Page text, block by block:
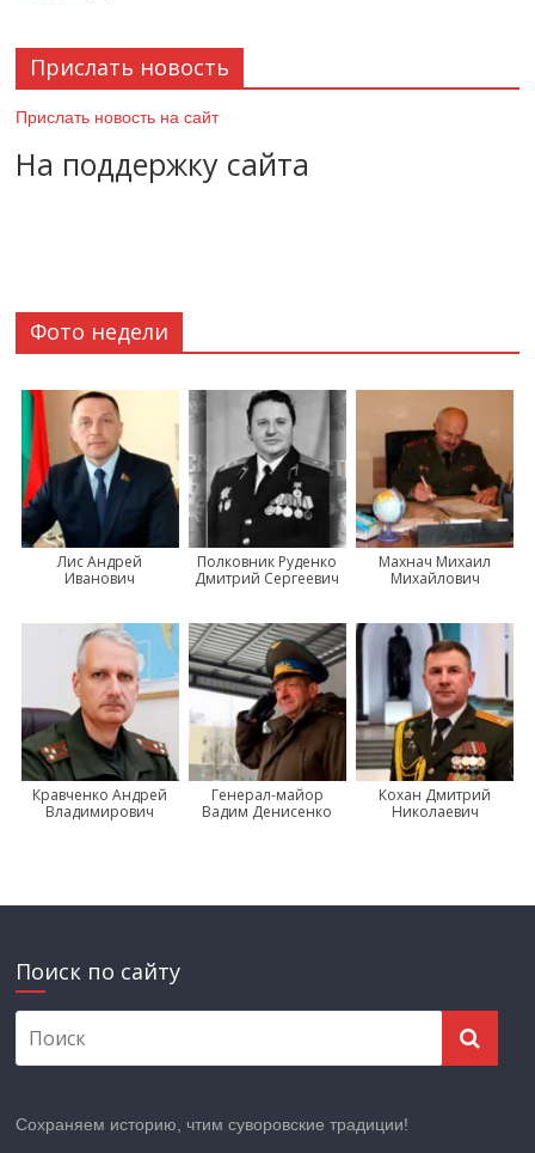
Прислать новость
Прислать новость на сайт
На поддержку сайта
Фото недели
Лис Андрей
Иванович
Полковник Руденко
Дмитрий Сергеевич
Махнач Михаил
Михайлович
Кравченко Андрей
Владимирович
Генерал-майор
Вадим Денисенко
Кохан Дмитрий
Николаевич
Поиск по сайту
Сохраняем историю, чтим суворовские традиции!